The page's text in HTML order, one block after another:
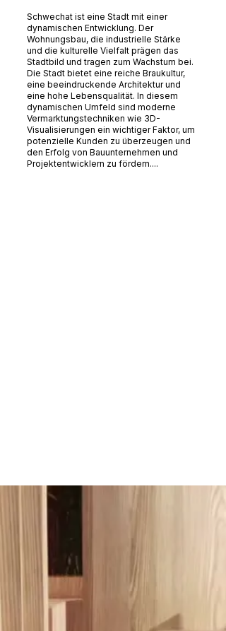
Schwechat ist eine Stadt mit einer
dynamischen Entwicklung. Der
Wohnungsbau, die industrielle Stärke
und die kulturelle Vielfalt prägen das
Stadtbild und tragen zum Wachstum bei.
Die Stadt bietet eine reiche Braukultur,
eine beeindruckende Architektur und
eine hohe Lebensqualität. In diesem
dynamischen Umfeld sind moderne
Vermarktungstechniken wie 3D-
Visualisierungen ein wichtiger Faktor, um
potenzielle Kunden zu überzeugen und
den Erfolg von Bauunternehmen und
Projektentwicklern zu fördern....